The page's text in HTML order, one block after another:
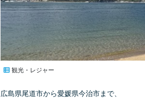
観光・レジャー
広島県尾道市から愛媛県今治市まで、